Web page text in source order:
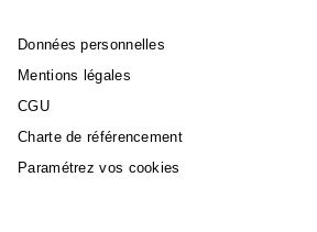
Données personnelles
Mentions légales
CGU
Charte de référencement
Paramétrez vos cookies